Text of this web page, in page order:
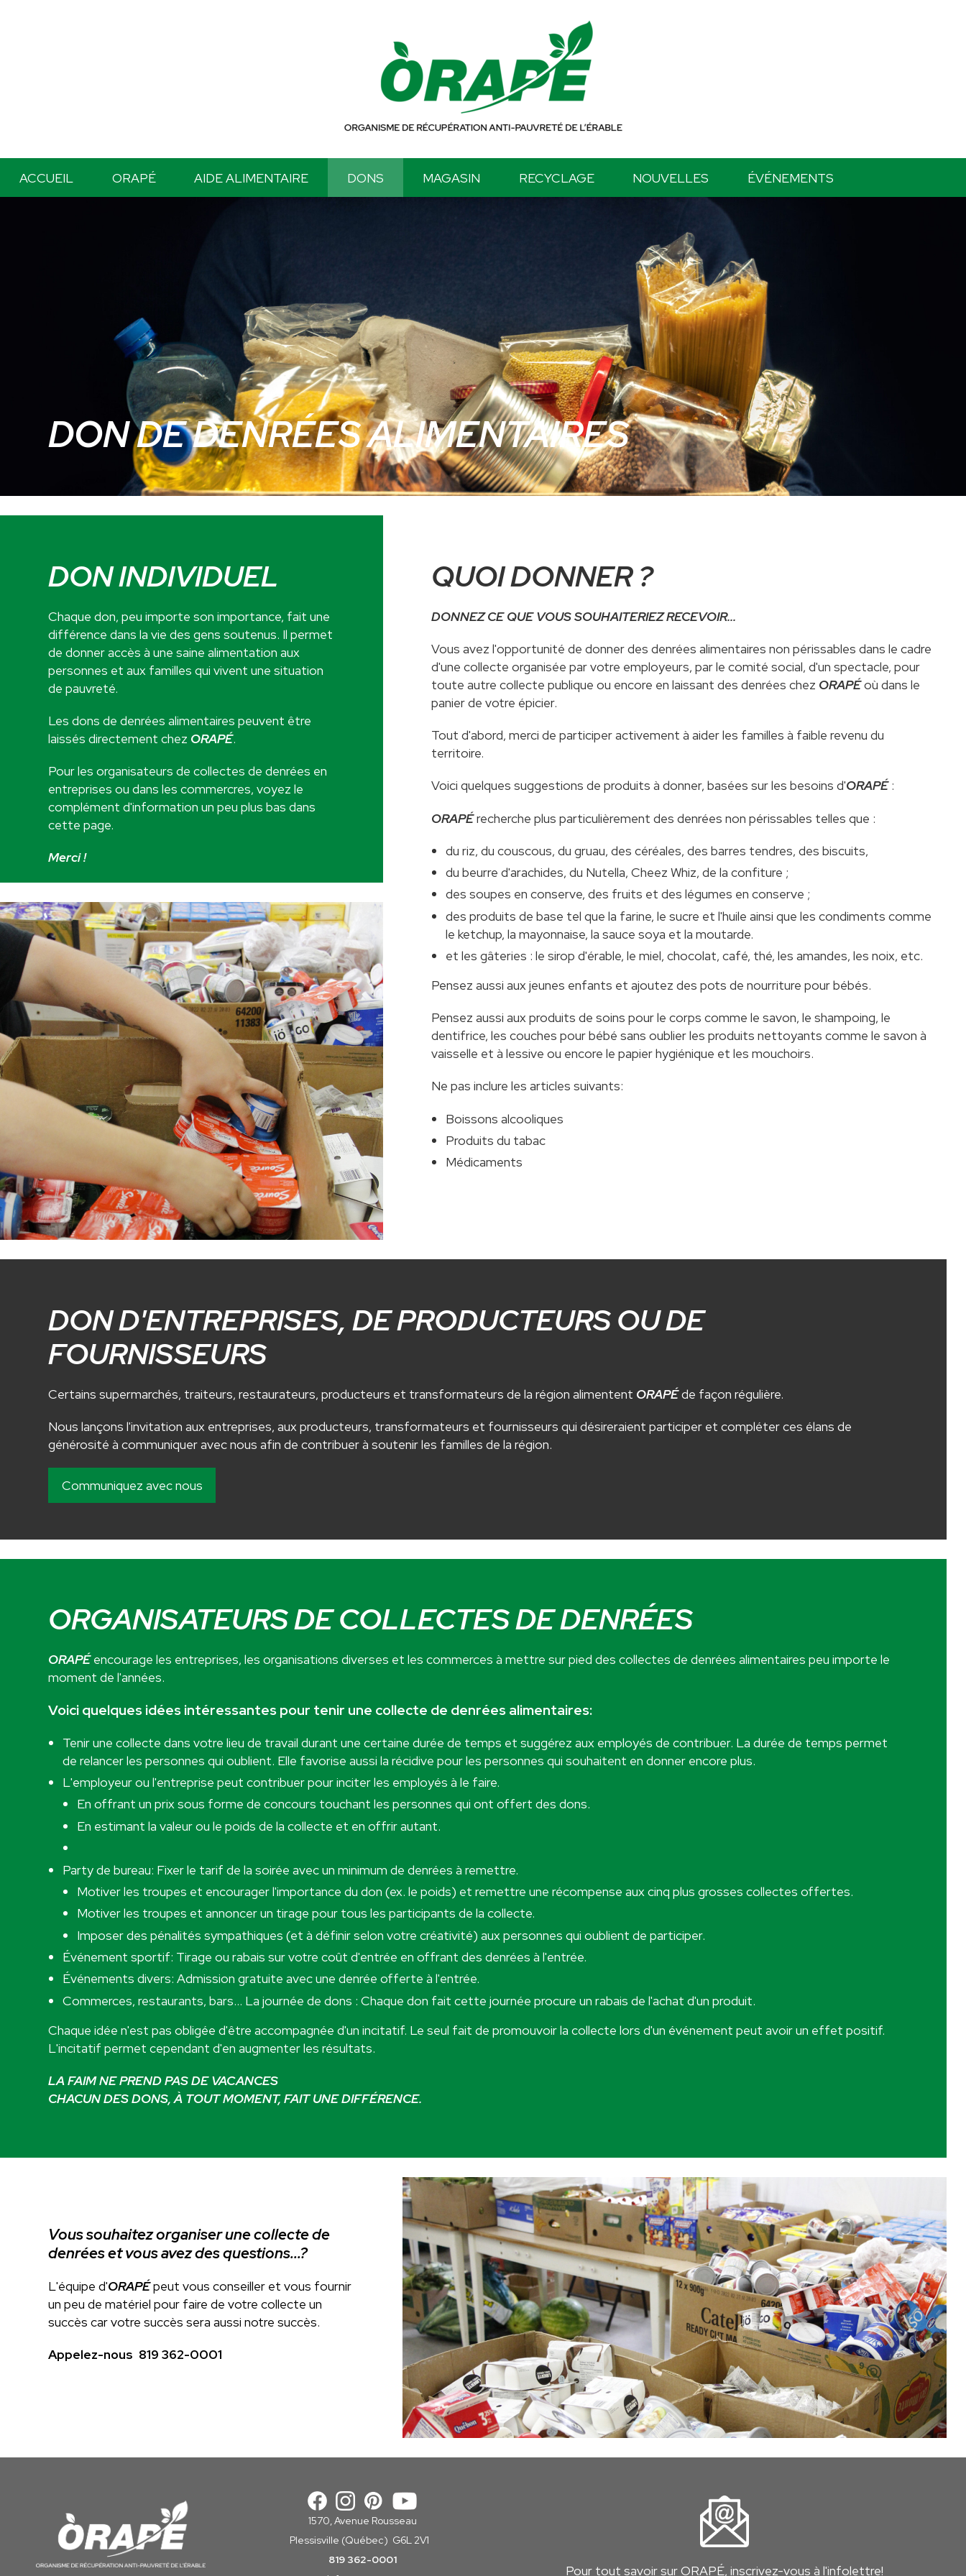
ACCUEIL ORAPÉ AIDE ALIMENTAIRE DONS MAGASIN RECYCLAGE NOUVELLES ÉVÉNEMENTS
DON DE DENRÉES ALIMENTAIRES
DON INDIVIDUEL
Chaque don, peu importe son importance, fait une
différence dans la vie des gens soutenus. Il permet
de donner accès à une saine alimentation aux
personnes et aux familles qui vivent une situation
de pauvreté.
Les dons de denrées alimentaires peuvent être
laissés directement chez ORAPÉ.
Pour les organisateurs de collectes de denrées en
entreprises ou dans les commercres, voyez le
complément d'information un peu plus bas dans
cette page.
Merci !
QUOI DONNER ?
DONNEZ CE QUE VOUS SOUHAITERIEZ RECEVOIR...
Vous avez l'opportunité de donner des denrées alimentaires non périssables dans le cadre
d'une collecte organisée par votre employeurs, par le comité social, d'un spectacle, pour
toute autre collecte publique ou encore en laissant des denrées chez ORAPÉoù dans le
panier de votre épicier.
Tout d'abord, merci de participer activement à aider les familles à faible revenu du
territoire.
Voici quelques suggestions de produits à donner, basées sur les besoins d'ORAPÉ:
ORAPÉrecherche plus particulièrement des denrées non périssables telles que :
du riz, du couscous, du gruau, des céréales, des barres tendres, des biscuits,
du beurre d'arachides, du Nutella, Cheez Whiz, de la confiture ;
des soupes en conserve, des fruits et des légumes en conserve ;
des produits de base tel que la farine, le sucre et l'huile ainsi que les condiments comme
le ketchup, la mayonnaise, la sauce soya et la moutarde.
et les gâteries : le sirop d'érable, le miel, chocolat, café, thé, les amandes, les noix, etc.
Pensez aussi aux jeunes enfants et ajoutez des pots de nourriture pour bébés.
Pensez aussi aux produits de soins pour le corps comme le savon, le shampoing, le
dentifrice, les couches pour bébé sans oublier les produits nettoyants comme le savon à
vaisselle et à lessive ou encore le papier hygiénique et les mouchoirs.
Ne pas inclure les articles suivants:
Boissons alcooliques
Produits du tabac
Médicaments
DON D'ENTREPRISES, DE PRODUCTEURS OU DE
FOURNISSEURS
Certains supermarchés, traiteurs, restaurateurs, producteurs et transformateurs de la région alimentent ORAPÉde façon régulière.
Nous lançons l'invitation aux entreprises, aux producteurs, transformateurs et fournisseurs qui désireraient participer et compléter ces élans de
générosité à communiquer avec nous afin de contribuer à soutenir les familles de la région.
Communiquez avec nous
ORGANISATEURS DE COLLECTES DE DENRÉES
ORAPÉencourage les entreprises, les organisations diverses et les commerces à mettre sur pied des collectes de denrées alimentaires peu importe le
moment de l'années.
Voici quelques idées intéressantes pour tenir une collecte de denrées alimentaires:
Tenir une collecte dans votre lieu de travail durant une certaine durée de temps et suggérez aux employés de contribuer. La durée de temps permet
de relancer les personnes qui oublient. Elle favorise aussi la récidive pour les personnes qui souhaitent en donner encore plus.
L'employeur ou l'entreprise peut contribuer pour inciter les employés à le faire.
En offrant un prix sous forme de concours touchant les personnes qui ont offert des dons.
En estimant la valeur ou le poids de la collecte et en offrir autant.
Party de bureau: Fixer le tarif de la soirée avec un minimum de denrées à remettre.
Motiver les troupes et encourager l'importance du don (ex. le poids) et remettre une récompense aux cinq plus grosses collectes offertes.
Motiver les troupes et annoncer un tirage pour tous les participants de la collecte.
Imposer des pénalités sympathiques (et à définir selon votre créativité) aux personnes qui oublient de participer.
Événement sportif: Tirage ou rabais sur votre coût d'entrée en offrant des denrées à l'entrée.
Événements divers: Admission gratuite avec une denrée offerte à l'entrée.
Commerces, restaurants, bars… La journée de dons : Chaque don fait cette journée procure un rabais de l'achat d'un produit.
Chaque idée n'est pas obligée d'être accompagnée d'un incitatif. Le seul fait de promouvoir la collecte lors d'un événement peut avoir un effet positif.
L'incitatif permet cependant d'en augmenter les résultats.
LA FAIM NE PREND PAS DE VACANCES
CHACUN DES DONS, À TOUT MOMENT, FAIT UNE DIFFÉRENCE.
Vous souhaitez organiser une collecte de
denrées et vous avez des questions...?
L'équipe d'ORAPÉpeut vous conseiller et vous fournir
un peu de matériel pour faire de votre collecte un
succès car votre succès sera aussi notre succès.
Appelez-nous 819 362-0001
1570, Avenue Rousseau
Plessisville (Québec) G6L 2V1
819 362-0001
Pour tout savoir sur ORAPÉ, inscrivez-vous à l'infolettre!